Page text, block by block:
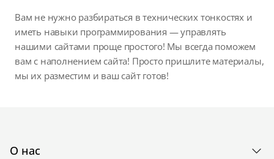
Вам не нужно разбираться в технических тонкостях и
иметь навыки программирования — управлять
нашими сайтами проще простого! Мы всегда поможем
вам с наполнением сайта! Просто пришлите материалы,
мы их разместим и ваш сайт готов!
О нас